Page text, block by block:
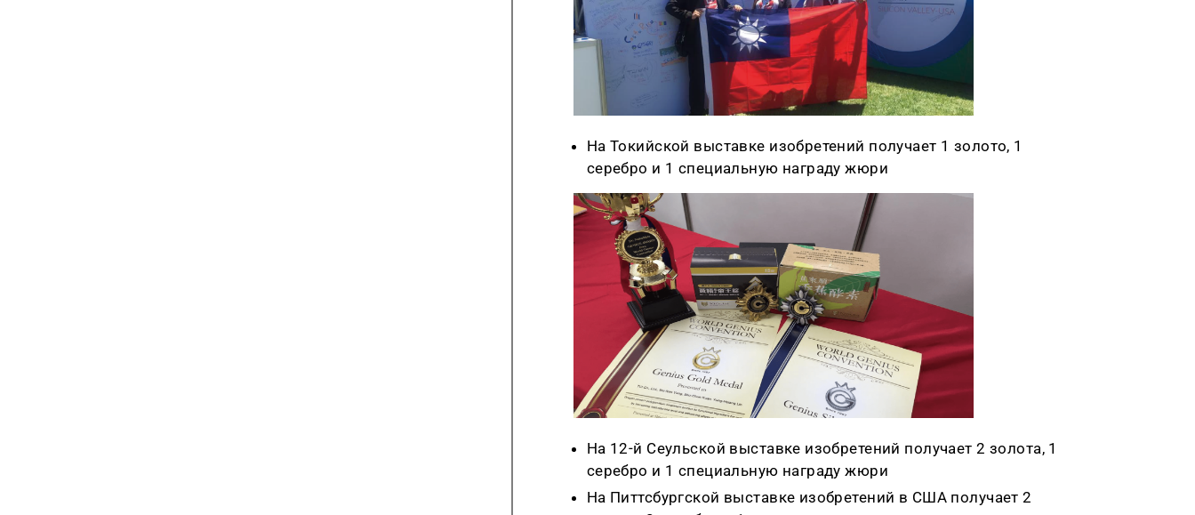
На Токийской выставке изобретений получает 1 золото, 1
серебро и 1 специальную награду жюри
На 12-й Сеульской выставке изобретений получает 2 золота, 1
серебро и 1 специальную награду жюри
На Питтсбургской выставке изобретений в США получает 2